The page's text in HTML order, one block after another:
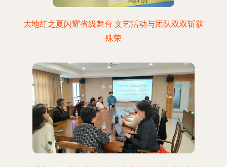
大地红之夏闪耀省级舞台 文艺活动与团队双双斩获
殊荣